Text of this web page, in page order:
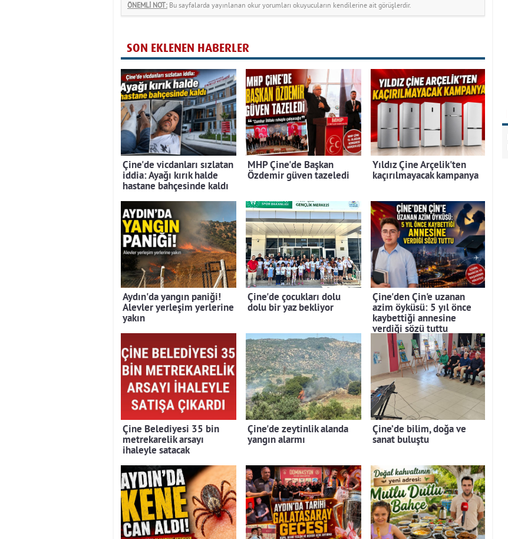
ÖNEMLİ NOT: Bu sayfalarda yayınlanan okur yorumları okuyucuların kendilerine ait görüşlerdir.
SON EKLENEN HABERLER
Çine'de vicdanları sızlatan
iddia: Ayağı kırık halde
hastane bahçesinde kaldı
MHP Çine'de Başkan
Özdemir güven tazeledi
Yıldız Çine Arçelik'ten
kaçırılmayacak kampanya
Aydın'da yangın paniği!
Alevler yerleşim yerlerine
yakın
Çine'de çocukları dolu
dolu bir yaz bekliyor
Çine'den Çin'e uzanan
azim öyküsü: 5 yıl önce
kaybettiği annesine
verdiği sözü tuttu
Çine Belediyesi 35 bin
metrekarelik arsayı
ihaleyle satacak
Çine'de zeytinlik alanda
yangın alarmı
Çine’de bilim, doğa ve
sanat buluştu